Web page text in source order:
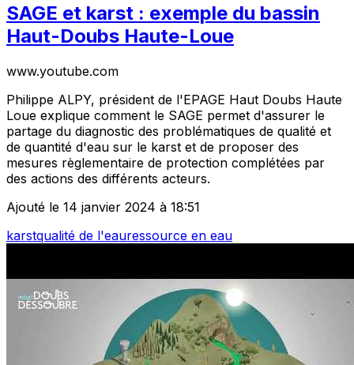
SAGE et karst : exemple du bassin
Haut-Doubs Haute-Loue
www.youtube.com
Philippe ALPY, président de l'EPAGE Haut Doubs Haute
Loue explique comment le SAGE permet d'assurer le
partage du diagnostic des problématiques de qualité et
de quantité d'eau sur le karst et de proposer des
mesures règlementaire de protection complétées par
des actions des différents acteurs.
Ajouté le 14 janvier 2024 à 18:51
karstqualité de l'eauressource en eau